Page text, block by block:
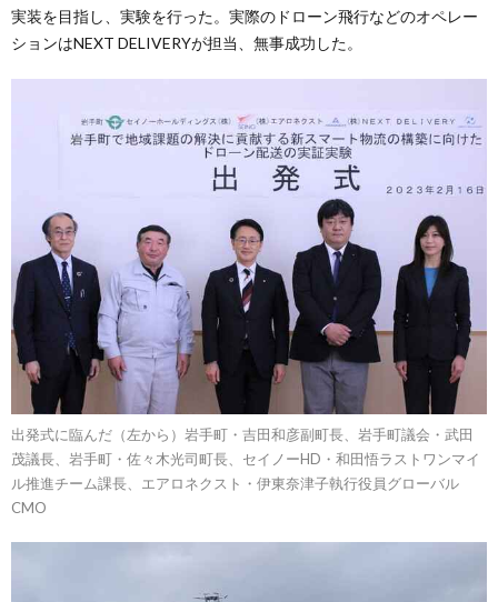
実装を目指し、実験を行った。実際のドローン飛行などのオペレー
ションはNEXT DELIVERYが担当、無事成功した。
出発式に臨んだ（左から）岩手町・吉田和彦副町長、岩手町議会・武田
茂議長、岩手町・佐々木光司町長、セイノーHD・和田悟ラストワンマイ
ル推進チーム課長、エアロネクスト・伊東奈津子執行役員グローバル
CMO